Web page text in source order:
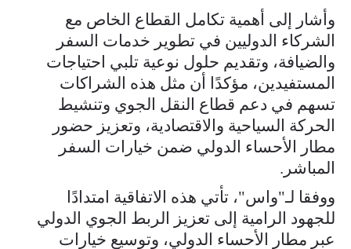
وأشار إلى أهمية تكامل القطاع الخاص مع
الشركاء الدوليين في تطوير خدمات السفر
والضيافة، وتقديم حلول نوعية تلبي احتياجات
المستفيدين، مؤكدًا أن مثل هذه الشراكات
تسهم في دعم قطاع النقل الجوي وتنشيط
الحركة السياحية والاقتصادية، وتعزيز حضور
مطار الأحساء الدولي ضمن خيارات السفر
المباشر.
ووفقا لـ"واس"، تأتي هذه الاتفاقية امتدادًا
للجهود الرامية إلى تعزيز الربط الجوي الدولي
عبر مطار الأحساء الدولي، وتوسيع خيارات